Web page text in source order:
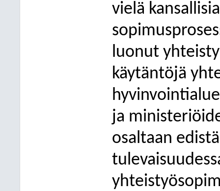
vielä
luonut
käytäntöjä
ja
osaltaan